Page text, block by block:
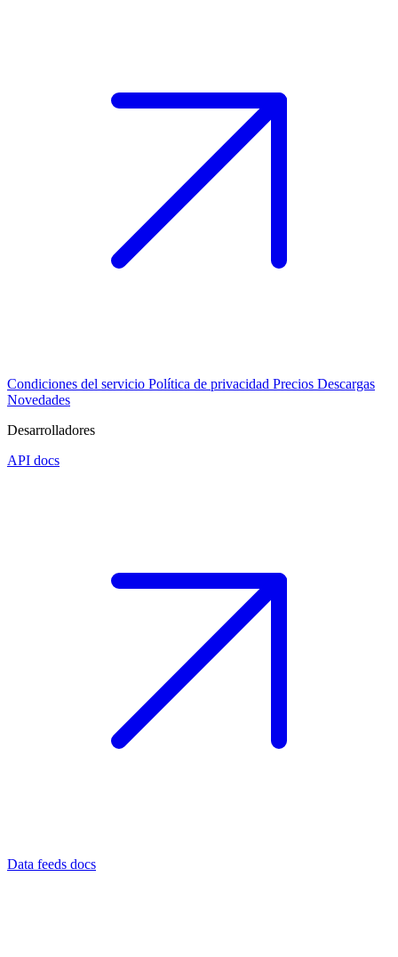
Condiciones del servicio Política de privacidad Precios Descargas
Novedades
Desarrolladores
API docs
Data feeds docs